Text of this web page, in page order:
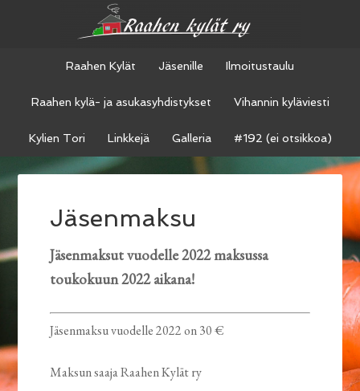
Raahen Kylät Jäsenille Ilmoitustaulu
Raahen kylä- ja asukasyhdistykset Vihannin kyläviesti
Kylien Tori Linkkejä Galleria #192 (ei otsikkoa)
Jäsenmaksu
Jäsenmaksut vuodelle 2022 maksussa
toukokuun 2022 aikana!
Jäsenmaksu vuodelle 2022 on 30 €
Maksun saaja Raahen Kylät ry